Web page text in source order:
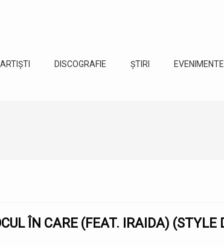
ARTIȘTI DISCOGRAFIE ȘTIRI EVENIMENTE
ÎN CARE (FEAT. IRAIDA) (STYLE